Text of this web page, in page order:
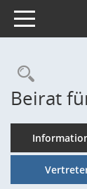
Toggle
Beirat